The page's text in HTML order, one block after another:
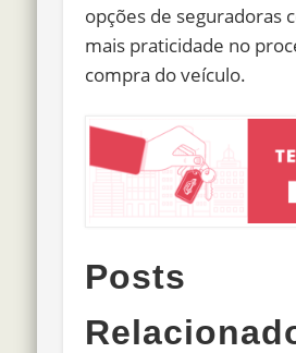
opções de seguradoras
mais praticidade no
compra do veículo.
Posts